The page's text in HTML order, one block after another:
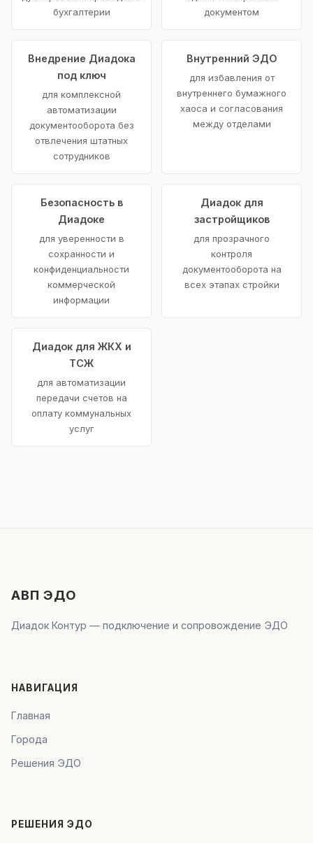
бухгалтерии
документом
Внедрение Диадока
под ключ
для комплексной
автоматизации
документооборота без
отвлечения штатных
сотрудников
Внутренний ЭДО
для избавления от
внутреннего бумажного
хаоса и согласования
между отделами
Безопасность в
Диадоке
для уверенности в
сохранности и
конфиденциальности
коммерческой
информации
Диадок для
застройщиков
для прозрачного
контроля
документооборота на
всех этапах стройки
Диадок для ЖКХ и
ТСЖ
для автоматизации
передачи счетов на
оплату коммунальных
услуг
АВП ЭДО
Диадок Контур — подключение и сопровождение ЭДО
НАВИГАЦИЯ
Главная
Города
Решения ЭДО
РЕШЕНИЯ ЭДО